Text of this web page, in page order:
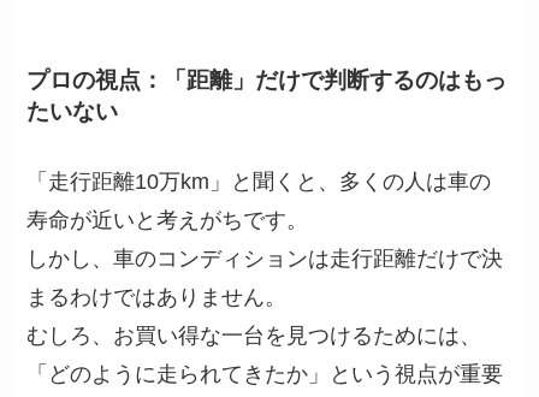
プロの視点：「距離」だけで判断するのはもっ
たいない
「走行距離10万km」と聞くと、多くの人は車の
寿命が近いと考えがちです。
しかし、車のコンディションは走行距離だけで決
まるわけではありません。
むしろ、お買い得な一台を見つけるためには、
「どのように走られてきたか」という視点が重要